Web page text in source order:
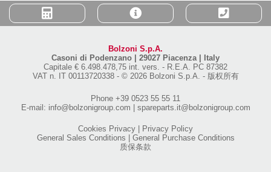
Bolzoni S.p.A.
Casoni di Podenzano
29027 Piacenza | Italy
Capitale € 6.498.478,75 int. vers. - R.E.A. PC 87382
VAT n. IT 00113720338- © 2026 Bolzoni S.p.A. - 版权所有
Phone +39 0523 55 55 11
E-mail: info@bolzonigroup.com spareparts.it@bolzonigroup.com
Cookies Privacy
Privacy Policy
General Sales Conditions
General Purchase Conditions
质保条款